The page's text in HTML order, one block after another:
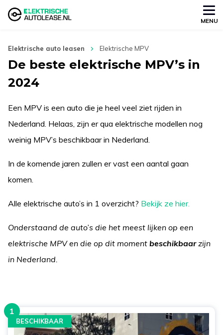
MENU
Elektrische auto leasen Elektrische MPV
De beste elektrische MPV’s in
2024
Een MPV is een auto die je heel veel ziet rijden in
Nederland. Helaas, zijn er qua elektrische modellen nog
weinig MPV’s beschikbaar in Nederland.
In de komende jaren zullen er vast een aantal gaan
komen.
Alle elektrische auto’s in 1 overzicht? Bekijk ze hier.
Onderstaand de auto’s die het meest lijken op een
elektrische MPV en die op dit moment beschikbaarzijn
in Nederland.
1
BESCHIKBAAR